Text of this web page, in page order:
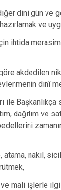
dini gün ve
ve
ihtida
akdedilen
dinî
ile Başkanlıkça
dağıtım ve
atama, nakil,
ve mali işlerle